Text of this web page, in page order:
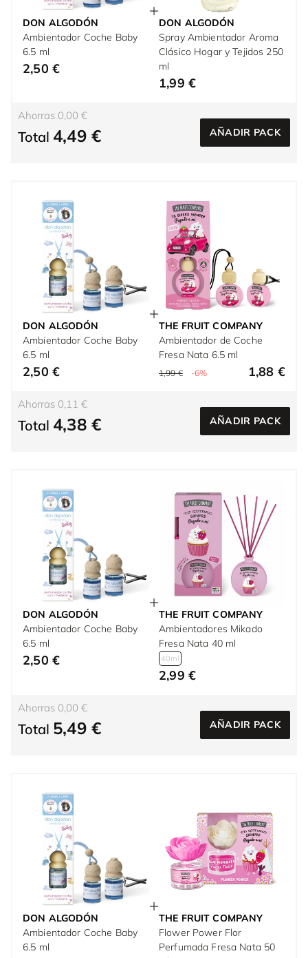
DON ALGODÓN
Ambientador Coche Baby
6.5 ml
2,50 €
DON ALGODÓN
Spray Ambientador Aroma
Clásico Hogar y Tejidos 250
ml
1,99 €
Ahorras 0,00 €
Total 4,49 € AÑADIR PACK
DON ALGODÓN
Ambientador Coche Baby
6.5 ml
2,50 €
THE FRUIT COMPANY
Ambientador de Coche
Fresa Nata 6.5 ml
1,99 € -6% 1,88 €
Ahorras 0,11 €
Total 4,38 € AÑADIR PACK
DON ALGODÓN
Ambientador Coche Baby
6.5 ml
2,50 €
THE FRUIT COMPANY
Ambientadores Mikado
Fresa Nata 40 ml
40ml
2,99 €
Ahorras 0,00 €
Total 5,49 € AÑADIR PACK
DON ALGODÓN
Ambientador Coche Baby
6.5 ml
THE FRUIT COMPANY
Flower Power Flor
Perfumada Fresa Nata 50